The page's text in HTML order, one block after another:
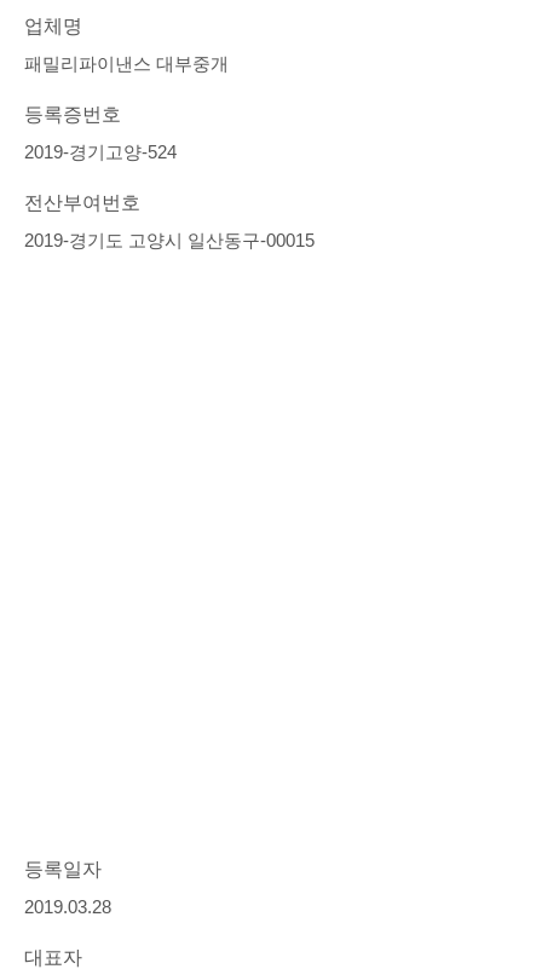
업체명
패밀리파이낸스 대부중개
등록증번호
2019-경기고양-524
전산부여번호
2019-경기도 고양시 일산동구-00015
등록일자
2019.03.28
대표자